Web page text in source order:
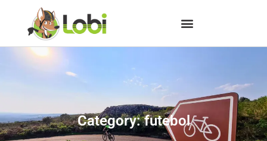
Category: futebol